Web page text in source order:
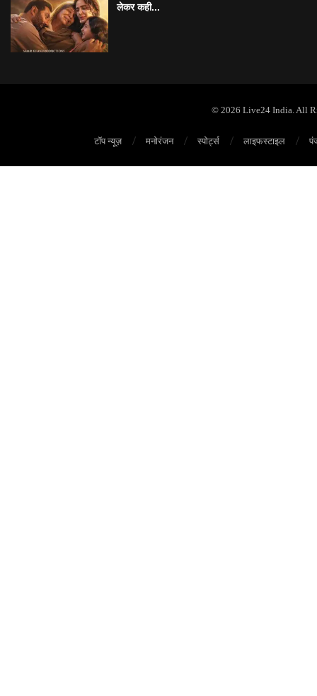
लेकर कही...
© 2026 Live24 India. All
टॉप न्यूज़ मनोरंजन स्पोर्ट्स लाइफस्टाइल